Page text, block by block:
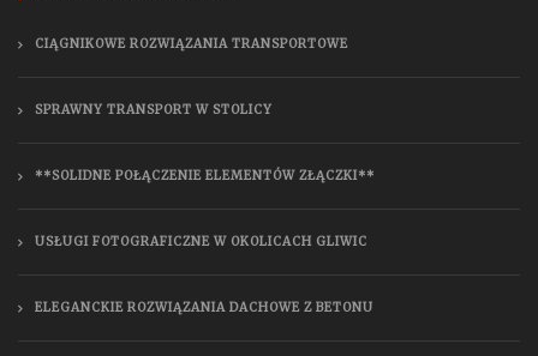
CIĄGNIKOWE ROZWIĄZANIA TRANSPORTOWE
SPRAWNY TRANSPORT W STOLICY
**SOLIDNE POŁĄCZENIE ELEMENTÓW ZŁĄCZKI**
USŁUGI FOTOGRAFICZNE W OKOLICACH GLIWIC
ELEGANCKIE ROZWIĄZANIA DACHOWE Z BETONU